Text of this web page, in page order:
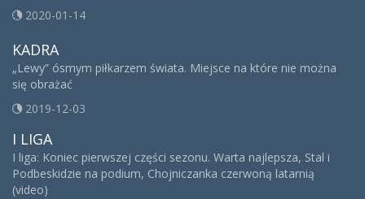
2020-01-14
KADRA
„Lewy” ósmym piłkarzem świata. Miejsce na które nie można
się obrażać
2019-12-03
I LIGA
I liga: Koniec pierwszej części sezonu. Warta najlepsza, Stal i
Podbeskidzie na podium, Chojniczanka czerwoną latarnią
(video)